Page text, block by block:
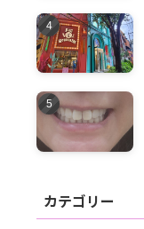
カテゴリー